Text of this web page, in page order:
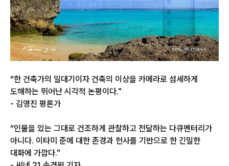
“한 건축가의 일대기이자 건축의 이상을 카메라로 섬세하게
도해하는 뛰어난 시각적 논평이다."
- 김영진 평론가
“인물을 있는 그대로 건조하게 관찰하고 전달하는 다큐멘터리가
아니다. 이타미 준에 대한 존경과 헌사를 기반으로 한 긴밀한
대화에 가깝다."